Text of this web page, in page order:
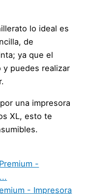
lo ideal es
de
ya que el
y puedes realizar
una impresora
XL, esto te
- Impresora